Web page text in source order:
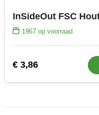
1967op voorraad
€ 3,86